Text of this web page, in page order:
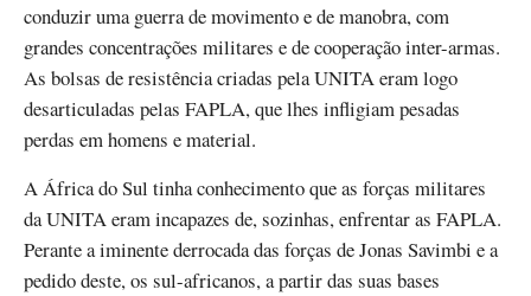
conduzir uma guerra de movimento e de manobra, com
grandes concentrações militares e de cooperação inter-armas.
As bolsas de resistência criadas pela UNITA eram logo
desarticuladas pelas FAPLA, que lhes infligiam pesadas
perdas em homens e material.
A África do Sul tinha conhecimento que as forças militares
da UNITA eram incapazes de, sozinhas, enfrentar as FAPLA.
Perante a iminente derrocada das forças de Jonas Savimbi e a
pedido deste, os sul-africanos, a partir das suas bases